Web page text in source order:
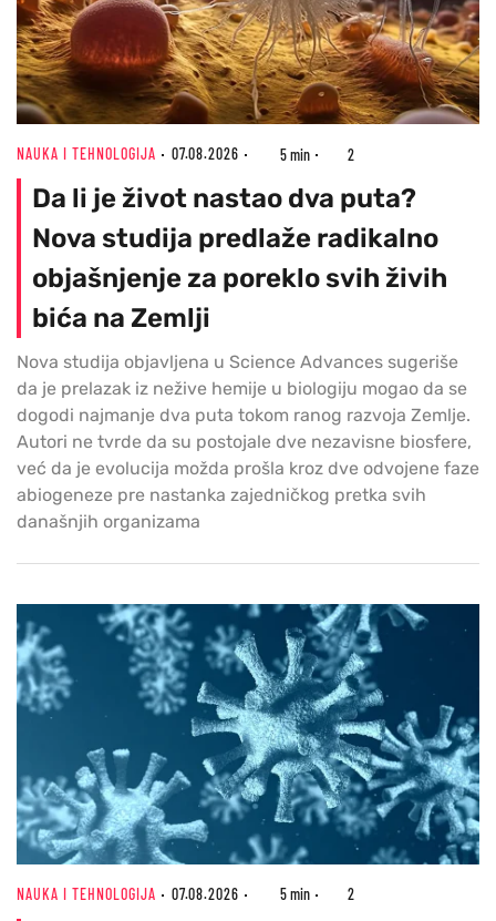
NAUKA I TEHNOLOGIJA 07.08.2026 5 min 2
Da li je život nastao dva puta?
Nova studija predlaže radikalno
objašnjenje za poreklo svih živih
bića na Zemlji
Nova studija objavljena u Science Advances sugeriše
da je prelazak iz nežive hemije u biologiju mogao da se
dogodi najmanje dva puta tokom ranog razvoja Zemlje.
Autori ne tvrde da su postojale dve nezavisne biosfere,
već da je evolucija možda prošla kroz dve odvojene faze
abiogeneze pre nastanka zajedničkog pretka svih
današnjih organizama
NAUKA I TEHNOLOGIJA 07.08.2026 5 min 2